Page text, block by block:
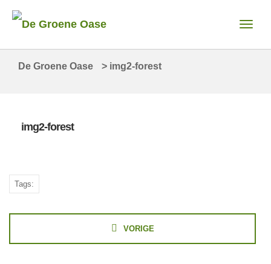
De Groene Oase > img2-forest
img2-forest
Tags:
VORIGE